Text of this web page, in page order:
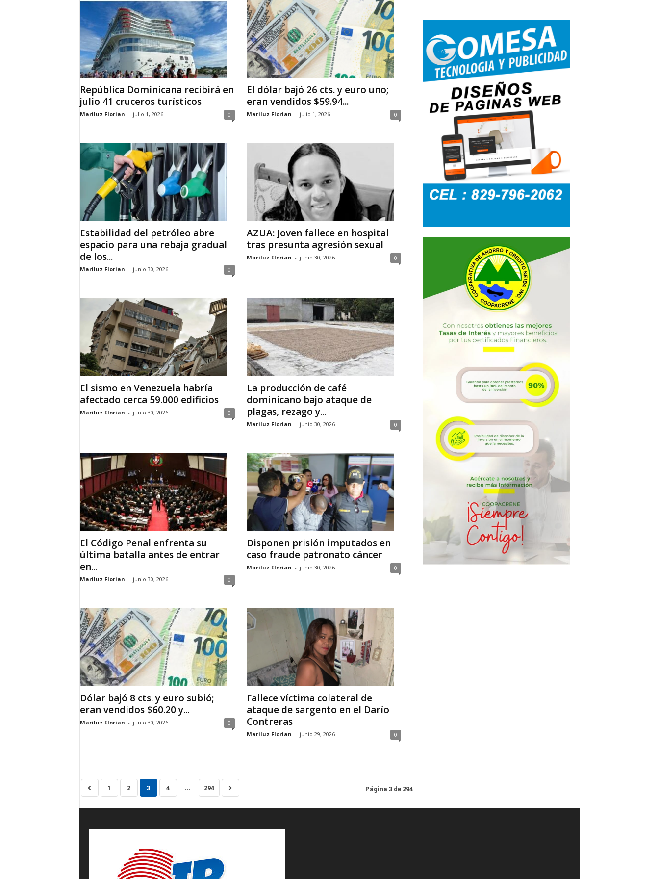
República Dominicana recibirá en
julio 41 cruceros turísticos
Mariluz Florian - julio 1, 2026 0
El dólar bajó 26 cts. y euro uno;
eran vendidos $59.94...
Mariluz Florian - julio 1, 2026 0
Estabilidad del petróleo abre
espacio para una rebaja gradual
de los...
Mariluz Florian - junio 30, 2026 0
AZUA: Joven fallece en hospital
tras presunta agresión sexual
Mariluz Florian - junio 30, 2026 0
El sismo en Venezuela habría
afectado cerca 59.000 edificios
Mariluz Florian - junio 30, 2026 0
La producción de café
dominicano bajo ataque de
plagas, rezago y...
Mariluz Florian - junio 30, 2026 0
El Código Penal enfrenta su
última batalla antes de entrar
en...
Mariluz Florian - junio 30, 2026 0
Disponen prisión imputados en
caso fraude patronato cáncer
Mariluz Florian - junio 30, 2026 0
Dólar bajó 8 cts. y euro subió;
eran vendidos $60.20 y...
Mariluz Florian - junio 30, 2026 0
Fallece víctima colateral de
ataque de sargento en el Darío
Contreras
Mariluz Florian - junio 29, 2026 0
1 2 3 4 ... 294 Página 3 de 294